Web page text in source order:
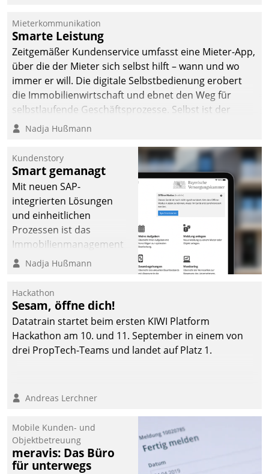
Mieterkommunikation
Smarte Leistung
Zeitgemäßer Kundenservice umfasst eine Mieter-App,
über die der Mieter sich selbst hilft – wann und wo
immer er will. Die digitale Selbstbedienung erobert
die Immobilienwirtschaft und ebnet den Weg für
selbstlaufende Geschäftsprozesse. Selbst ist der
Kunde und smart der Serviceanbieter.
Nadja Hußmann
Kundenstory
Smart gemanagt
Mit neuen SAP-
integrierten Lösungen
und einheitlichen
Prozessen ist das
Immobilienmanagement
der Bayerischen
Ressort Kapitalanlage für
künftige Aufgaben und
Herausforderungen
gerüstet.
Nadja Hußmann
Hackathon
Sesam, öffne dich!
Datatrain startet beim ersten KIWI Platform
Hackathon am 10. und 11. September in einem von
drei PropTech-Teams und landet auf Platz 1.
Andreas Lerchner
Mobile Kunden- und
Objektbetreuung
meravis: Das Büro
für unterwegs